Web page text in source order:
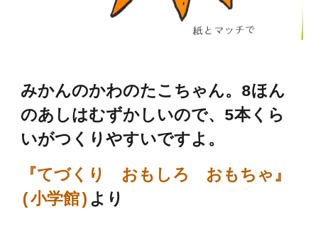
みかんのかわのたこちゃん。8ほん
のあしはむずかしいので、5本くら
いがつくりやすいですよ。
『てづくり おもしろ おもちゃ』
(小学館) より